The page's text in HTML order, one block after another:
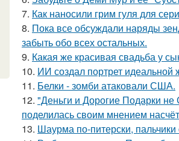
7. Как наносили грим гуля для
8. Пока все обсуждали наряды
забыть обо всех остальных.
9. Какая же красивая свадьба у
10. ИИ создал портрет идеальной
11. Белки - зомби атаковали США.
12. "Деньги и Дорогие Подарки
поделилась своим мнением
13. Шаурма по-питерски,